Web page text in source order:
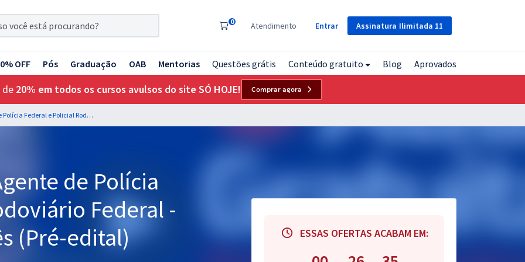
Assinatura Ilimitada 11
0 Atendimento Entrar
OFF Pós Graduação OAB Mentorias Questões grátis Conteúdo gratuito Blog Aprovados
de 20% em todos os cursos avulsos do site SÓ HOJE! Comprar agora
2 em 1 - PF e PRF - Agente de Polícia Federal e Policial Rodoviário Federal - Com Opção de Inglês (Pré-edital)
de Polícia
Federal -
(Pré-edital)
ESSAS OFERTAS ACABAM EM: